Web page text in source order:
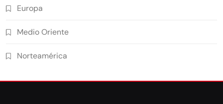
Europa
Medio Oriente
Norteamérica